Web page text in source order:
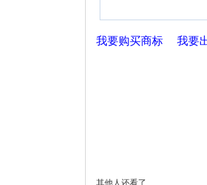
我要购买商标 我要
其他人还看了